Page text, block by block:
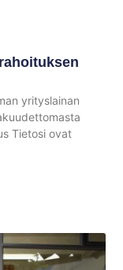
yrityslainan
Tietosi ovat